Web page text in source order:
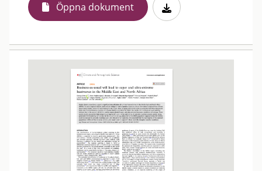
Öppna dokument